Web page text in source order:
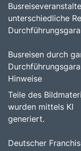
unterschiedliche
Busreisen durch
Hinweise
Teile des
wurden mittels KI
generiert.
Deutscher